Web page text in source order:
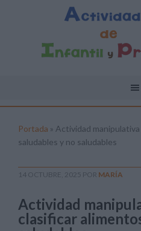
Portada » Actividad
saludables y no saludables
14 OCTUBRE, 2025 POR MARÍA
Actividad
clasificar